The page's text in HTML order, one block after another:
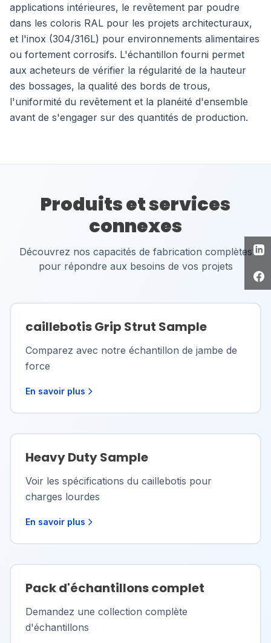
applications intérieures, le revêtement par poudre
dans les coloris RAL pour les projets architecturaux,
et l'inox (304/316L) pour environnements alimentaires
ou fortement corrosifs. L'échantillon fourni permet
aux acheteurs de vérifier la régularité de la hauteur
des bossages, la qualité des bords de trous,
l'uniformité du revêtement et la planéité d'ensemble
avant de s'engager sur des quantités de production.
Produits et services
connexes
Découvrez nos capacités de fabrication complètes
pour répondre aux besoins de vos projets
caillebotis Grip Strut Sample
Comparez avec notre échantillon de jambe de
force
En savoir plus
Heavy Duty Sample
Voir les spécifications du caillebotis pour
charges lourdes
En savoir plus
Pack d'échantillons complet
Demandez une collection complète
d'échantillons